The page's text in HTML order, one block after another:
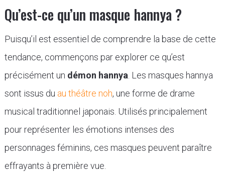
Qu’est-ce qu’un masque hannya ?
Puisqu’il est essentiel de comprendre la base de cette
tendance, commençons par explorer ce qu’est
précisément un démon hannya . Les masques hannya
sont issus du au théâtre noh, une forme de drame
musical traditionnel japonais. Utilisés principalement
pour représenter les émotions intenses des
personnages féminins, ces masques peuvent paraître
effrayants à première vue.